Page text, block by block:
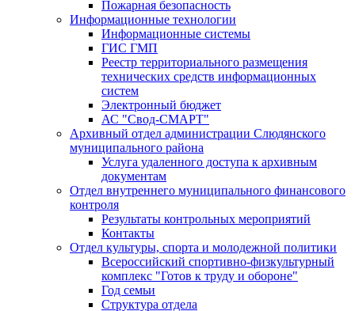
Пожарная безопасность
Информационные технологии
Информационные системы
ГИС ГМП
Реестр территориального размещения
технических средств информационных
систем
Электронный бюджет
АС "Свод-СМАРТ"
Архивный отдел администрации Слюдянского
муниципального района
Услуга удаленного доступа к архивным
документам
Отдел внутреннего муниципального финансового
контроля
Результаты контрольных мероприятий
Контакты
Отдел культуры, спорта и молодежной политики
Всероссийский спортивно-физкультурный
комплекс "Готов к труду и обороне"
Год семьи
Структура отдела